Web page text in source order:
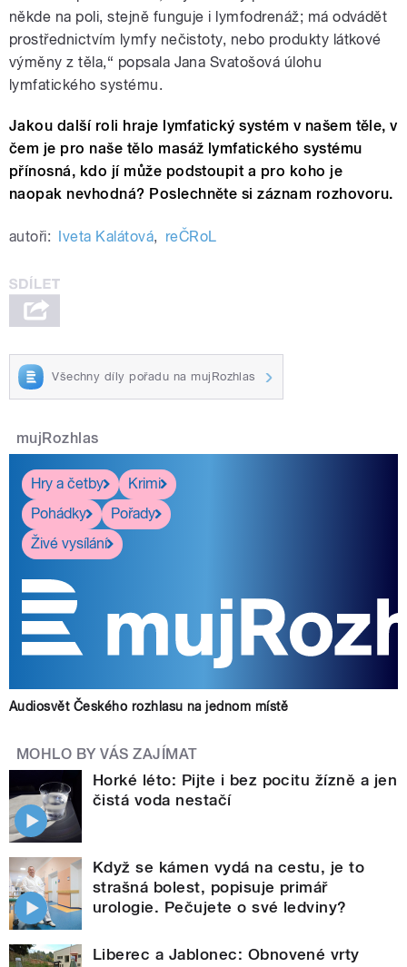
někde na poli, stejně funguje i lymfodrenáž; má odvádět
prostřednictvím lymfy nečistoty, nebo produkty látkové
výměny z těla,“ popsala Jana Svatošová úlohu
lymfatického systému.
Jakou další roli hraje lymfatický systém v našem těle, v
čem je pro naše tělo masáž lymfatického systému
přínosná, kdo jí může podstoupit a pro koho je
naopak nevhodná? Poslechněte si záznam rozhovoru.
autoři: Iveta Kalátová, reČRoL
Všechny díly pořadu na mujRozhlas
mujRozhlas
Hry a četby
Krimi
Pohádky
Pořady
Živé vysílání
Audiosvět Českého rozhlasu na jednom místě
MOHLO BY VÁS ZAJÍMAT
Horké léto: Pijte i bez pocitu žízně a jen
čistá voda nestačí
Když se kámen vydá na cestu, je to
strašná bolest, popisuje primář
urologie. Pečujete o své ledviny?
Liberec a Jablonec: Obnovené vrty